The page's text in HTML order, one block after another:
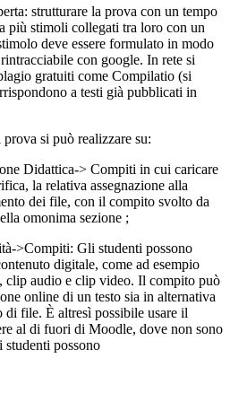
strutturare la prova con un tempo
più stimoli collegati tra loro con un
deve essere formulato in modo
con google. In rete si
gratuiti come Compilatio (si
a testi già pubblicati in
si può realizzare su:
Didattica-> Compiti in cui caricare
la relativa assegnazione alla
dei file, con il compito svolto da
omonima sezione ;
>Compiti: Gli studenti possono
digitale, come ad esempio
clip audio e clip video. Il compito può
online di un testo sia in alternativa
di file. È altresì possibile usare il
al di fuori di Moodle, dove non sono
possono